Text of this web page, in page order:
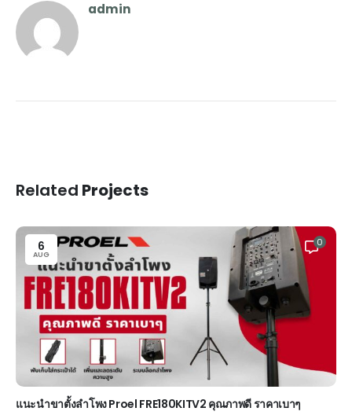
admin
Related Projects
6
AUG
0
แนะนำขาตั้งลำโพง Proel FRE180KITV2 คุณภาพดี ราคาเบาๆ